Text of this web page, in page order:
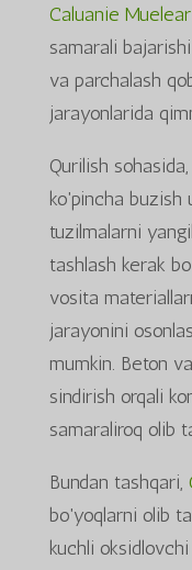
Caluanie
samarali
va parchalash
jarayonlarida
Qurilish sohasida,
ko'pincha buzish
tuzilmalarni
tashlash kerak
vosita
jarayonini
mumkin. Beton
sindirish orqali
samaraliroq olib
Bundan tashqari,
bo'yoqlarni olib
kuchli